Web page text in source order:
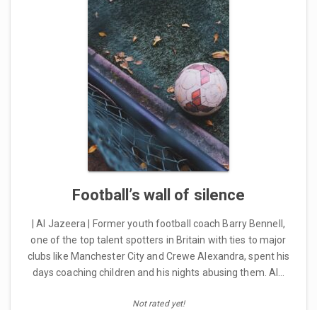
Football’s wall of silence
| Al Jazeera | Former youth football coach Barry Bennell,
one of the top talent spotters in Britain with ties to major
clubs like Manchester City and Crewe Alexandra, spent his
days coaching children and his nights abusing them. Al…
Not rated yet!